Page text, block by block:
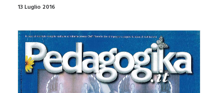
13 Luglio 2016